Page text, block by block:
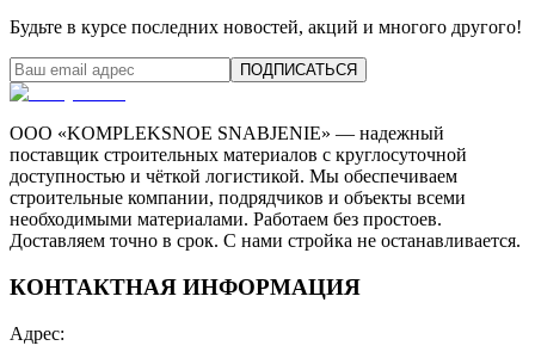
Будьте в курсе последних новостей, акций и многого другого!
ПОДПИСАТЬСЯ
ООО «KOMPLEKSNOE SNABJENIE» — надежный
поставщик строительных материалов с круглосуточной
доступностью и чёткой логистикой. Мы обеспечиваем
строительные компании, подрядчиков и объекты всеми
необходимыми материалами. Работаем без простоев.
Доставляем точно в срок. С нами стройка не останавливается.
КОНТАКТНАЯ ИНФОРМАЦИЯ
Адрес: